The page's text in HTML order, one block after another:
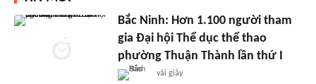
Bắc Ninh: Hơn 1.100 người tham
gia Đại hội Thể dục thể thao
phường Thuận Thành lần thứ I
vài giây